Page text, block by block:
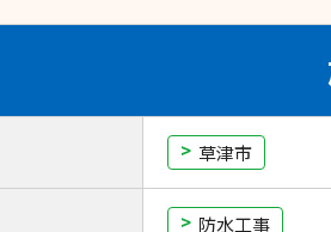
草津市
防水工事